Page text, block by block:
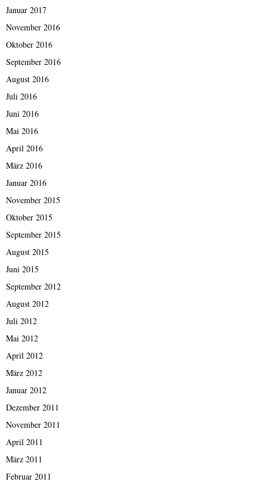
Januar 2017
November 2016
Oktober 2016
September 2016
August 2016
Juli 2016
Juni 2016
Mai 2016
April 2016
März 2016
Januar 2016
November 2015
Oktober 2015
September 2015
August 2015
Juni 2015
September 2012
August 2012
Juli 2012
Mai 2012
April 2012
März 2012
Januar 2012
Dezember 2011
November 2011
April 2011
März 2011
Februar 2011